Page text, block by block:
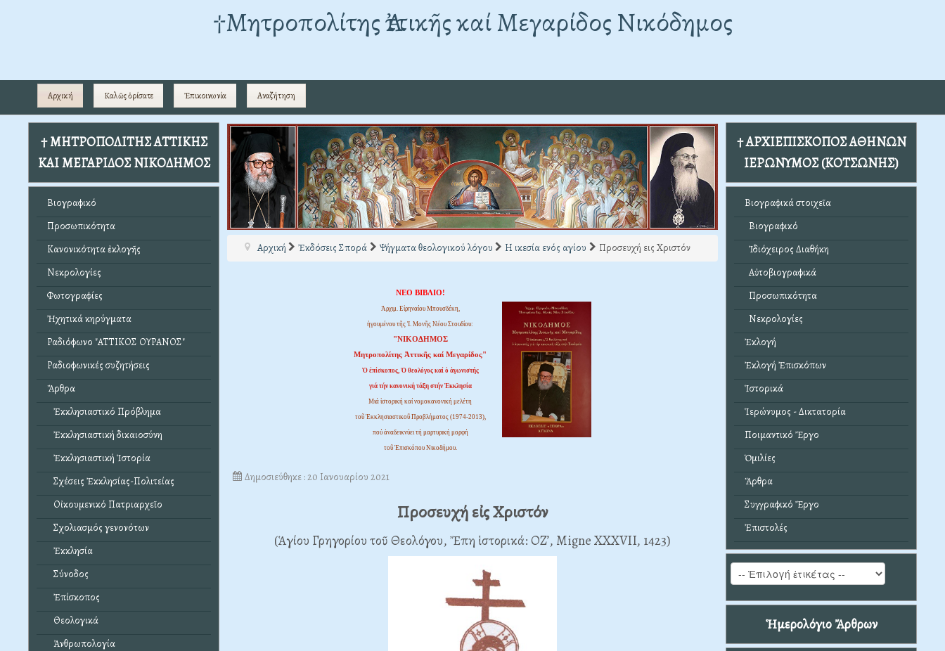
†Mητροπολίτης Ἀττικῆς καί Μεγαρίδος Νικόδημος
Αρχική Καλῶς ὁρίσατε Ἐπικοινωνία Αναζήτηση
† ΜΗΤΡΟΠΟΛΙΤΗΣ ΑΤΤΙΚΗΣ
ΚΑΙ ΜΕΓΑΡΙΔΟΣ ΝΙΚΟΔΗΜΟΣ
Βιογραφικό
Προσωπικότητα
Κανονικότητα ἐκλογῆς
Νεκρολογίες
Φωτογραφίες
Ἠχητικά κηρύγματα
Ραδιόφωνο "ΑΤΤΙΚΟΣ ΟΥΡΑΝΟΣ"
Ραδιοφωνικές συζητήσεις
Ἄρθρα
Ἐκκλησιαστικό Πρόβλημα
Ἐκκλησιαστική δικαιοσύνη
Ἐκκλησιαστική Ἱστορία
Σχέσεις Ἐκκλησίας-Πολιτείας
Οἰκουμενικό Πατριαρχεῖο
Σχολιασμός γενονότων
Ἐκκλησία
Σύνοδος
Ἐπίσκοπος
Θεολογικά
Ἀνθρωπολογία
Αρχική Ἐκδόσεις Σπορά Ψήγματα θεολογικού λόγου Η ικεσία ενός αγίου Προσευχή εις Χριστόν
ΝΕΟ ΒΙΒΛΙΟ!
Ἀρχιμ. Εἰρηναίου Μπουσδέκη,
ἡγουμένου τῆς Ἱ. Μονῆς Νέου Στουδίου:
"ΝΙΚΟΔΗΜΟΣ
Μητροπολίτης Ἀττικῆς καί Μεγαρίδος"
Ὁ ἐπίσκοπος, Ὁ θεολόγος καί ὁ ἀγωνιστής
γιά τήν κανονική τάξη στήν Ἐκκλησία
Μιά ἱστορική καί νομοκανονική μελέτη
τοῦ Ἐκκλησιαστικοῦ Προβλήματος (1974-2013),
πού ἀναδεικνύει τή μαρτυρική μορφή
τοῦ Ἐπισκόπου Νικοδήμου.
Δημοσιεύθηκε : 20 Ιανουαρίου 2021
Προσευχή εἰς Χριστόν
(Ἁγίου Γρηγορίου τοῦ Θεολόγου, Ἔπη ἱστορικά: ΟΖ’, Migne XXXVII, 1423)
† ΑΡΧΙΕΠΙΣΚΟΠΟΣ ΑΘΗΝΩΝ
ΙΕΡΩΝΥΜΟΣ (ΚΟΤΣΩΝΗΣ)
Βιογραφικά στοιχεῖα
Βιογραφικό
Ἰδιόχειρος Διαθήκη
Αὐτοβιογραφικά
Προσωπικότητα
Νεκρολογίες
Ἐκλογή
Ἐκλογή Ἐπισκόπων
Ἱστορικά
Ἱερώνυμος - Δικτατορία
Ποιμαντικό Ἔργο
Ὁμιλίες
Ἄρθρα
Συγγραφικό Ἔργο
Ἐπιστολές
Ἡμερολόγιο Ἄρθρων